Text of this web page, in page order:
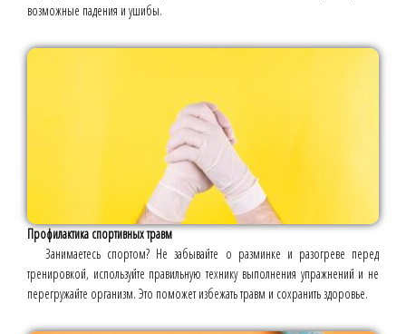
возможные падения и ушибы.
Профилактика спортивных травм
Занимаетесь спортом? Не забывайте о разминке и разогреве перед
тренировкой, используйте правильную технику выполнения упражнений и не
перегружайте организм. Это поможет избежать травм и сохранить здоровье.